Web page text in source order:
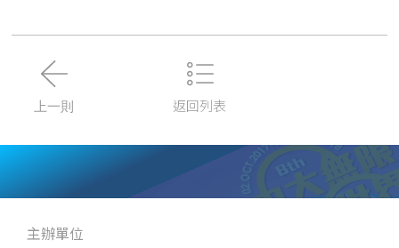
上一則 返回列表
主辦單位